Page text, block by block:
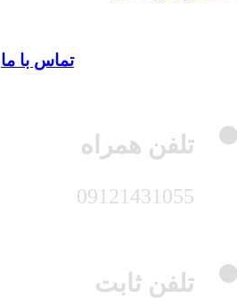
تماس با ما
تلفن همراه
09121431055
تلفن ثابت